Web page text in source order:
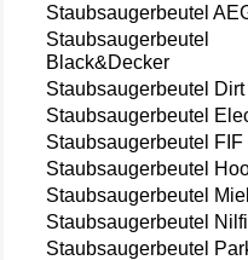
Staubsaugerbeutel
Staubsaugerbeutel
Black&Decker
Staubsaugerbeutel Dirt
Staubsaugerbeutel
Staubsaugerbeutel FIF
Staubsaugerbeutel
Staubsaugerbeutel
Staubsaugerbeutel
Staubsaugerbeutel